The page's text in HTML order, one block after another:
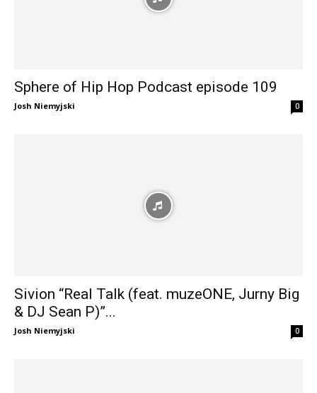
Sphere of Hip Hop Podcast episode 109
Josh Niemyjski 0
Sivion “Real Talk (feat. muzeONE, Jurny Big
& DJ Sean P)”...
Josh Niemyjski 0